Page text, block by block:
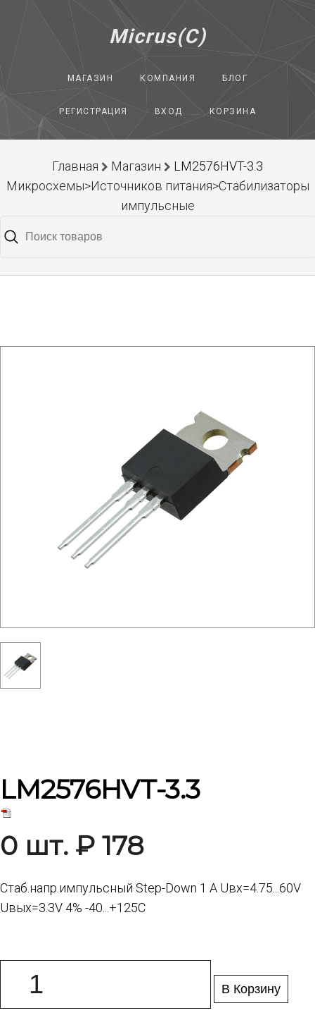
Micrus(C)
МАГАЗИН КОМПАНИЯ БЛОГ
РЕГИСТРАЦИЯ ВХОД КОРЗИНА
Главная Магазин
LM2576HVT-3.3
Микросхемы>Источников питания>Стабилизаторы
импульсные
LM2576HVT-3.3
0 шт. ₽ 178
Стаб.напр.импульсный Step-Down 1 A Uвх=4.75...60V
Uвых=3.3V 4% -40...+125C
В Корзину